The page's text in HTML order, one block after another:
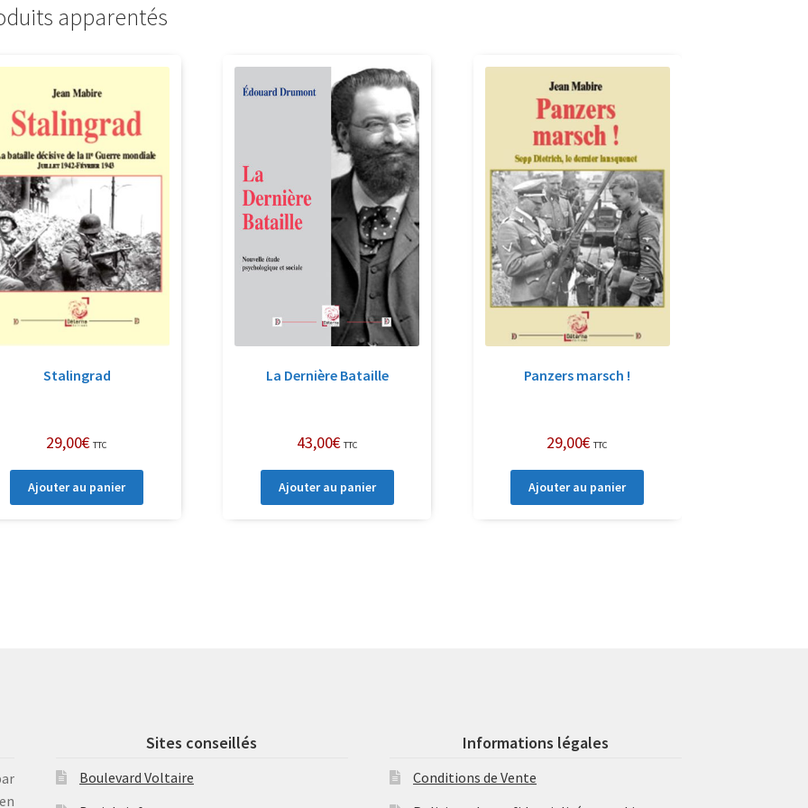
apparentés
Stalingrad
29,00€ TTC
Ajouter au panier
La Dernière Bataille
43,00€ TTC
Ajouter au panier
Panzers marsch !
29,00€ TTC
Ajouter au panier
Sites conseillés
Boulevard Voltaire
Informations légales
Conditions de Vente